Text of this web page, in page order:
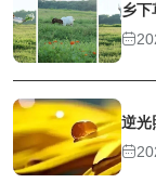
乡
逆光